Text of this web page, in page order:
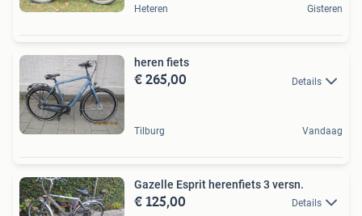
Heteren Gisteren
heren fiets
€ 265,00 Details
Tilburg Vandaag
Gazelle Esprit herenfiets 3 versn.
€ 125,00 Details